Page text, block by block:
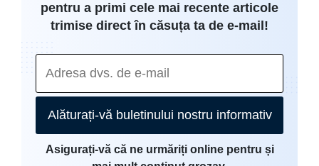
pentru a primi cele mai recente articole
trimise direct în căsuța ta de e-mail!
Alăturați-vă buletinului nostru informativ
Asigurați-vă că ne urmăriți online pentru și